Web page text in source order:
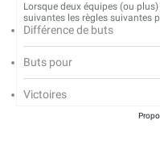
Lorsque deux équipes (ou
suivantes les règles suivantes
Différence de buts
Buts pour
Victoires